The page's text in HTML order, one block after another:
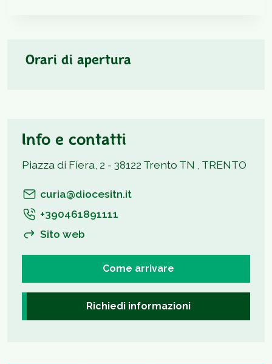
Orari di apertura
Info e contatti
Piazza di Fiera, 2 - 38122 Trento TN , TRENTO
curia@diocesitn.it
+390461891111
Sito web
Come arrivare
Richiedi informazioni